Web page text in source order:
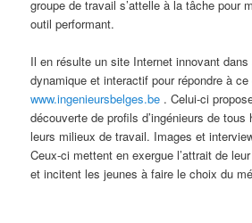
groupe de travail s’attelle à la tâche pour
outil performant.
Il en résulte un site Internet innovant
dynamique et interactif pour répondre à ce
www.ingenieursbelges.be . Celui-ci
découverte de profils d’ingénieurs de
leurs milieux de travail. Images et
Ceux-ci mettent en exergue l’attrait de
et incitent les jeunes à faire le choix du